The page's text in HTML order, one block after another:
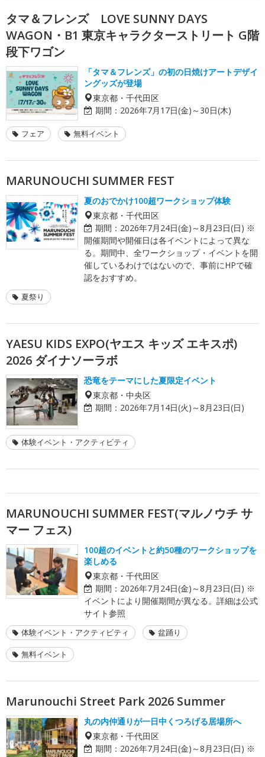
タマ＆フレンズ LOVE SUNNY DAYS
WAGON・B1 東京キャラクターストリート G階
段下ワゴン
「タマ＆フレンズ」の初の日焼けアートデザイ
ングッズが登場
東京都・千代田区
期間： 2026年7月17日(金)～30日(木)
フェア 無料イベント
MARUNOUCHI SUMMER FEST
夏のおでかけ100超ワークショップ体験
東京都・千代田区
期間： 2026年7月24日(金)～8月23日(日) ※
開催期間や開催日は各イベントによって異な
る。期間中、全ワークショップ・イベントを開
催しているわけではないので、事前にHPで確
認をおすすめ。
夏祭り
YAESU KIDS EXPO(ヤエス キッズ エキスポ)
2026 ダイナソーラボ
恐竜をテーマにした夏限定イベント
東京都・中央区
期間： 2026年7月14日(火)～8月23日(日)
体験イベント・アクティビティ
MARUNOUCHI SUMMER FEST(マルノウチ サ
マー フェス)
100超のイベントと約50種のワークショップを
楽しめる
東京都・千代田区
期間： 2026年7月24日(金)～8月23日(日) ※
イベントにより開催期間が異なる。詳細は公式
サイト参照
体験イベント・アクティビティ 盆踊り
無料イベント
Marunouchi Street Park 2026 Summer
丸の内仲通りが一日中くつろげる居場所へ
東京都・千代田区
期間： 2026年7月24日(金)～8月23日(日) ※